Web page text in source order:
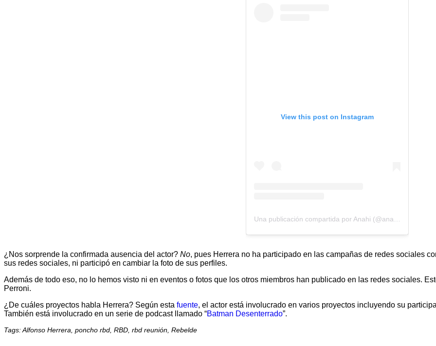
View this post on Instagram
¿Nos sorprende la confirmada ausencia del actor? No, pues Herrera no ha participado en las campañas de redes sociales
sus redes sociales, ni participó en cambiar la foto de sus perfiles.
Además de todo eso, no lo hemos visto ni en eventos o fotos que los otros miembros han publicado en las redes sociales.
Perroni.
¿De cuáles proyectos habla Herrera? Según esta fuente, el actor está involucrado en varios proyectos incluyendo su
También está involucrado en un serie de podcast llamado “Batman Desenterrado”.
Tags: Alfonso Herrera, poncho rbd, RBD, rbd reunión, Rebelde